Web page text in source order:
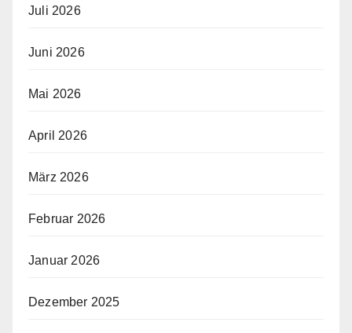
Juli 2026
Juni 2026
Mai 2026
April 2026
März 2026
Februar 2026
Januar 2026
Dezember 2025